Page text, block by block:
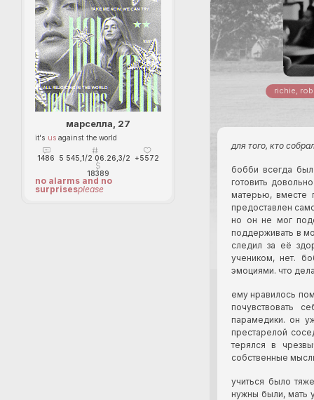
марселла, 27
it's usagainst the world
1486 5 545,1/2 06.26,3/2
+5572
18389
no alarms and no
surprisesplease
richie,
для того, кто
бобби всегда
готовить
матерью, вместе
предоставлен
но он не мог
поддерживать в
следил за её
учеником, нет.
эмоциями. что
ему нравилось
почувствовать
парамедики. он
престарелой
терялся в
собственные
учиться было
нужны были, мать